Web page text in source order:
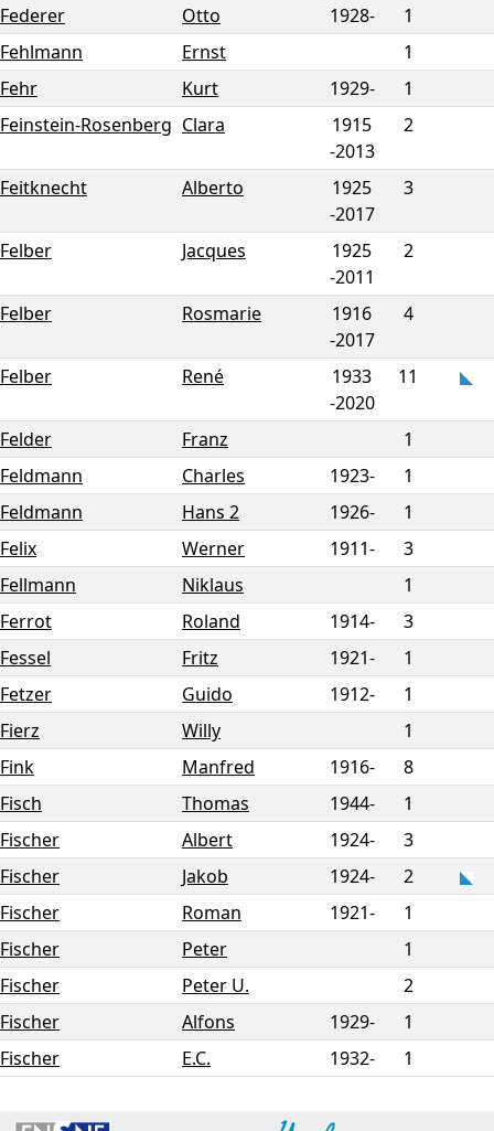
Federer
Otto 1928-
1
Fehlmann
Ernst
1
Fehr
Kurt 1929-
1
Feinstein-Rosenberg Clara
1915
-2013
2
Feitknecht Alberto
1925
-2017
3
Felber Jacques
1925
-2011
2
Felber Rosmarie
1916
-2017
4
Felber René
1933
-2020
11
Felder Franz
1
Feldmann
Charles 1923-
1
Feldmann
Hans 2 1926-
1
Felix
Werner 1911-
3
Fellmann
Niklaus
1
Ferrot
Roland 1914-
3
Fessel
Fritz 1921-
1
Fetzer
Guido 1912-
1
Fierz
Willy
1
Fink
Manfred 1916-
8
Fisch
Thomas 1944-
1
Fischer
Albert 1924-
3
Fischer
Jakob 1924-
2
Fischer
Roman 1921-
1
Fischer
Peter
1
Fischer
Peter U.
2
Fischer
Alfons 1929-
1
Fischer
E.C. 1932- 1